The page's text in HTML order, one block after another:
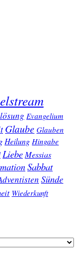
Evangelium
Glaube Glauben
Heilung Hingabe
Liebe Messias
Sabbat
Sünde
Wiederkunft